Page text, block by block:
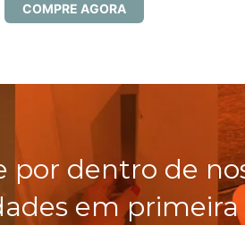
COMPRE AGORA
por dentro de
em primeira